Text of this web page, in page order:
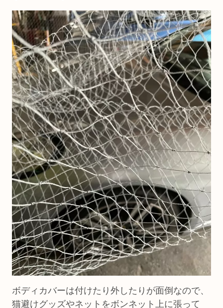
ボディカバーは付けたり外したりが面倒なので、
猫避けグッズやネットをボンネット上に張って